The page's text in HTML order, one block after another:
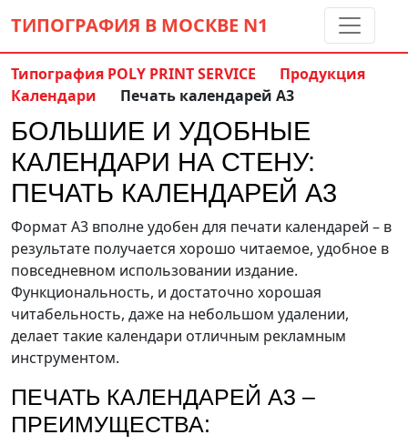
ТИПОГРАФИЯ В МОСКВЕ N1
Контакты: (5 метров от м. Дмитровская)
info@ppsprint.ru 8 495 797-35-59
звоните с 10 до 19 пн-сб
Обратный звонок
Типография POLY PRINT SERVICE
Продукция
Календари
Печать календарей А3
БОЛЬШИЕ И УДОБНЫЕ
КАЛЕНДАРИ НА СТЕНУ:
ПЕЧАТЬ КАЛЕНДАРЕЙ А3
Формат А3 вполне удобен для печати календарей – в
результате получается хорошо читаемое, удобное в
повседневном использовании издание.
Функциональность, и достаточно хорошая
читабельность, даже на небольшом удалении,
делает такие календари отличным рекламным
инструментом.
ПЕЧАТЬ КАЛЕНДАРЕЙ А3 –
ПРЕИМУЩЕСТВА: